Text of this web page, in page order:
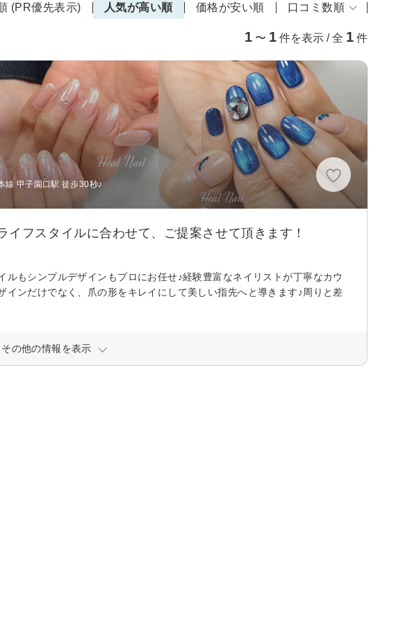
(PR優先表示) 人気が高い順 価格が安い順 口コミ数順
1 〜 1 件を表示 / 全 1 件
線 甲子園口駅 徒歩30秒♪
イフスタイルに合わせて、ご提案させて頂きます！
ルもシンプルデザインもプロにお任せ♪経験豊富なネイリストが丁寧なカウ
ンだけでなく、爪の形をキレイにして美しい指先へと導きます♪周りと差
その他の情報を表示